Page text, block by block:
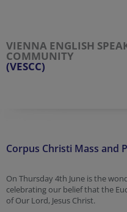
VIENNA ENGLISH
COMMUNITY
(VESCC)
Corpus Christi Mass and
On Thursday 4th June is the
celebrating our belief that the
of Our Lord, Jesus Christ.